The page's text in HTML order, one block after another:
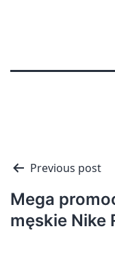
Nawigacja
wpisu
Previous post
Mega
męskie Nike